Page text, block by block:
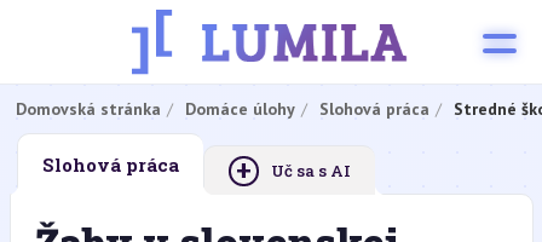
Domovská stránka Domáce úlohy Slohová práca Stredné
Slohová práca + Uč sa s AI